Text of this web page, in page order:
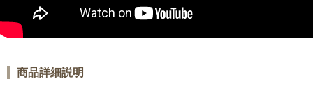
商品詳細説明